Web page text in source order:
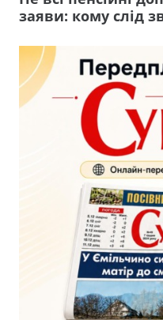
заяви: кому слід